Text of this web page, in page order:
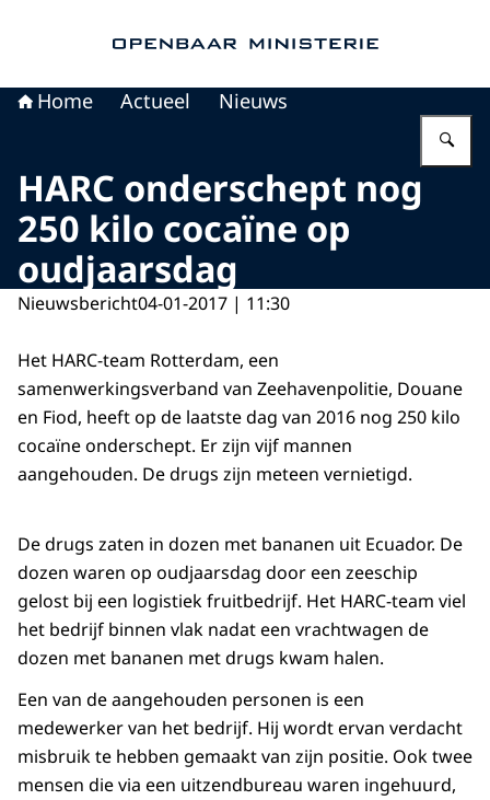
Home Actueel Nieuws
HARC onderschept nog
250 kilo cocaïne op
oudjaarsdag
Nieuwsbericht04-01-2017 | 11:30
Het HARC-team Rotterdam, een
samenwerkingsverband van Zeehavenpolitie, Douane
en Fiod, heeft op de laatste dag van 2016 nog 250 kilo
cocaïne onderschept. Er zijn vijf mannen
aangehouden. De drugs zijn meteen vernietigd.
De drugs zaten in dozen met bananen uit Ecuador. De
dozen waren op oudjaarsdag door een zeeschip
gelost bij een logistiek fruitbedrijf. Het HARC-team viel
het bedrijf binnen vlak nadat een vrachtwagen de
dozen met bananen met drugs kwam halen.
Een van de aangehouden personen is een
medewerker van het bedrijf. Hij wordt ervan verdacht
misbruik te hebben gemaakt van zijn positie. Ook twee
mensen die via een uitzendbureau waren ingehuurd,